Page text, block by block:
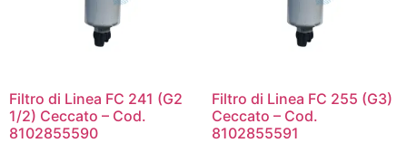
Filtro di Linea FC 241 (G2
1/2) Ceccato – Cod.
8102855590
Filtro di Linea FC 255 (G3)
Ceccato – Cod.
8102855591